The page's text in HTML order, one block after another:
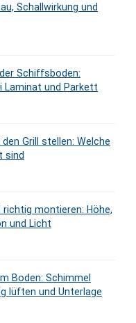
Schallwirkung und
Schiffsboden:
Laminat und Parkett
Grill stellen: Welche
sind
richtig montieren: Höhe,
und Licht
Boden: Schimmel
lüften und Unterlage